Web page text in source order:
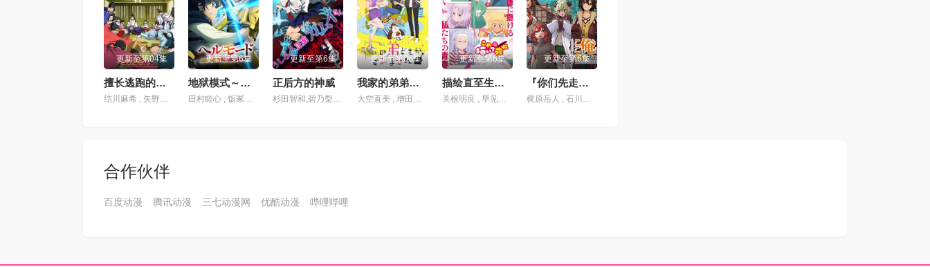
更新至第04集
擅长逃跑的殿下第二季
结川麻希 , 矢野妃菜喜 , 日野麻里 , 铃代纱弓 , 悠木碧 , 户谷菊之介 , 中村悠一 , 小西克幸
更新至第6集
地狱模式～喜欢速通游戏的玩家在废设定异世界无双～第二季
田村睦心 , 饭冢麻结 , 畠中祐 , 千本木彩花 , 石川英郎 , 大原沙耶香 , 小市真琴 , 杉田智和 , 千叶翔也 , 三宅麻理惠 , 大塚明夫 , 宫本崇弘 , 樱井孝宏
更新至第6集
正后方的神威
杉田智和,碧乃梨心,市道真央,相坂优歌,井泽诗织
更新至第06集
我家的弟弟们真是让您费心了
大空直美 , 增田俊树 , 八代拓 , 小野贤章 , 寺泽百花 , 小野大辅 , 远藤绫
更新至第6集
描绘直至生命尽头
关根明良 , 早见沙织 , 仁见纱绫 , 藤村花音 , 日高范子 , 种崎敦美 , 野上尤加奈 , 井上喜久子
更新至第6集
『你们先走我断后』，于是10年后我成为了传说
梶原岳人 , 石川由依 , 相良茉优 , 市道真央 , 小坂井祐莉绘 , 森川智之 , 小山刚志 , 丸冈和佳奈 , 照井悠希 , 宫咲明里 , 花井美春 , 木下铃奈
合作伙伴
百度动漫 腾讯动漫 三七动漫网 优酷动漫 哔哩哔哩